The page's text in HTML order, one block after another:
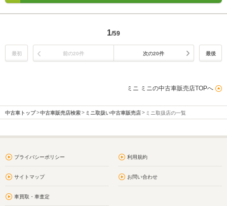
1/59
最初 前の20件 次の20件 最後
ミニ ミニの中古車販売店TOPへ
中古車トップ 中古車販売店検索 ミニ取扱い中古車販売店 ミニ取扱店の一覧
プライバシーポリシー 利用規約
サイトマップ お問い合わせ
車買取・車査定